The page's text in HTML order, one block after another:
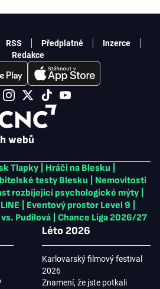
webů
Tlapky Hráči na Blesku
testy Blesku
Nemovitosti
rozbíjející psychologické mýty
Eventový prostor Level 9
vs. Pudilová
Chance Liga 2026/27
Léto 2026
Karlovarský filmový festival
2026
Znamení, že jste potkali
RSS Předplatné
Inzerce
Redakce